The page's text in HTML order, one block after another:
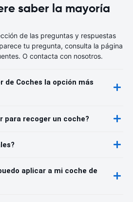
saber la mayoría
de las preguntas y respuestas
tu pregunta, consulta la página
O contacta con nosotros.
de Coches la opción más
para recoger un coche?
aplicar a mi coche de